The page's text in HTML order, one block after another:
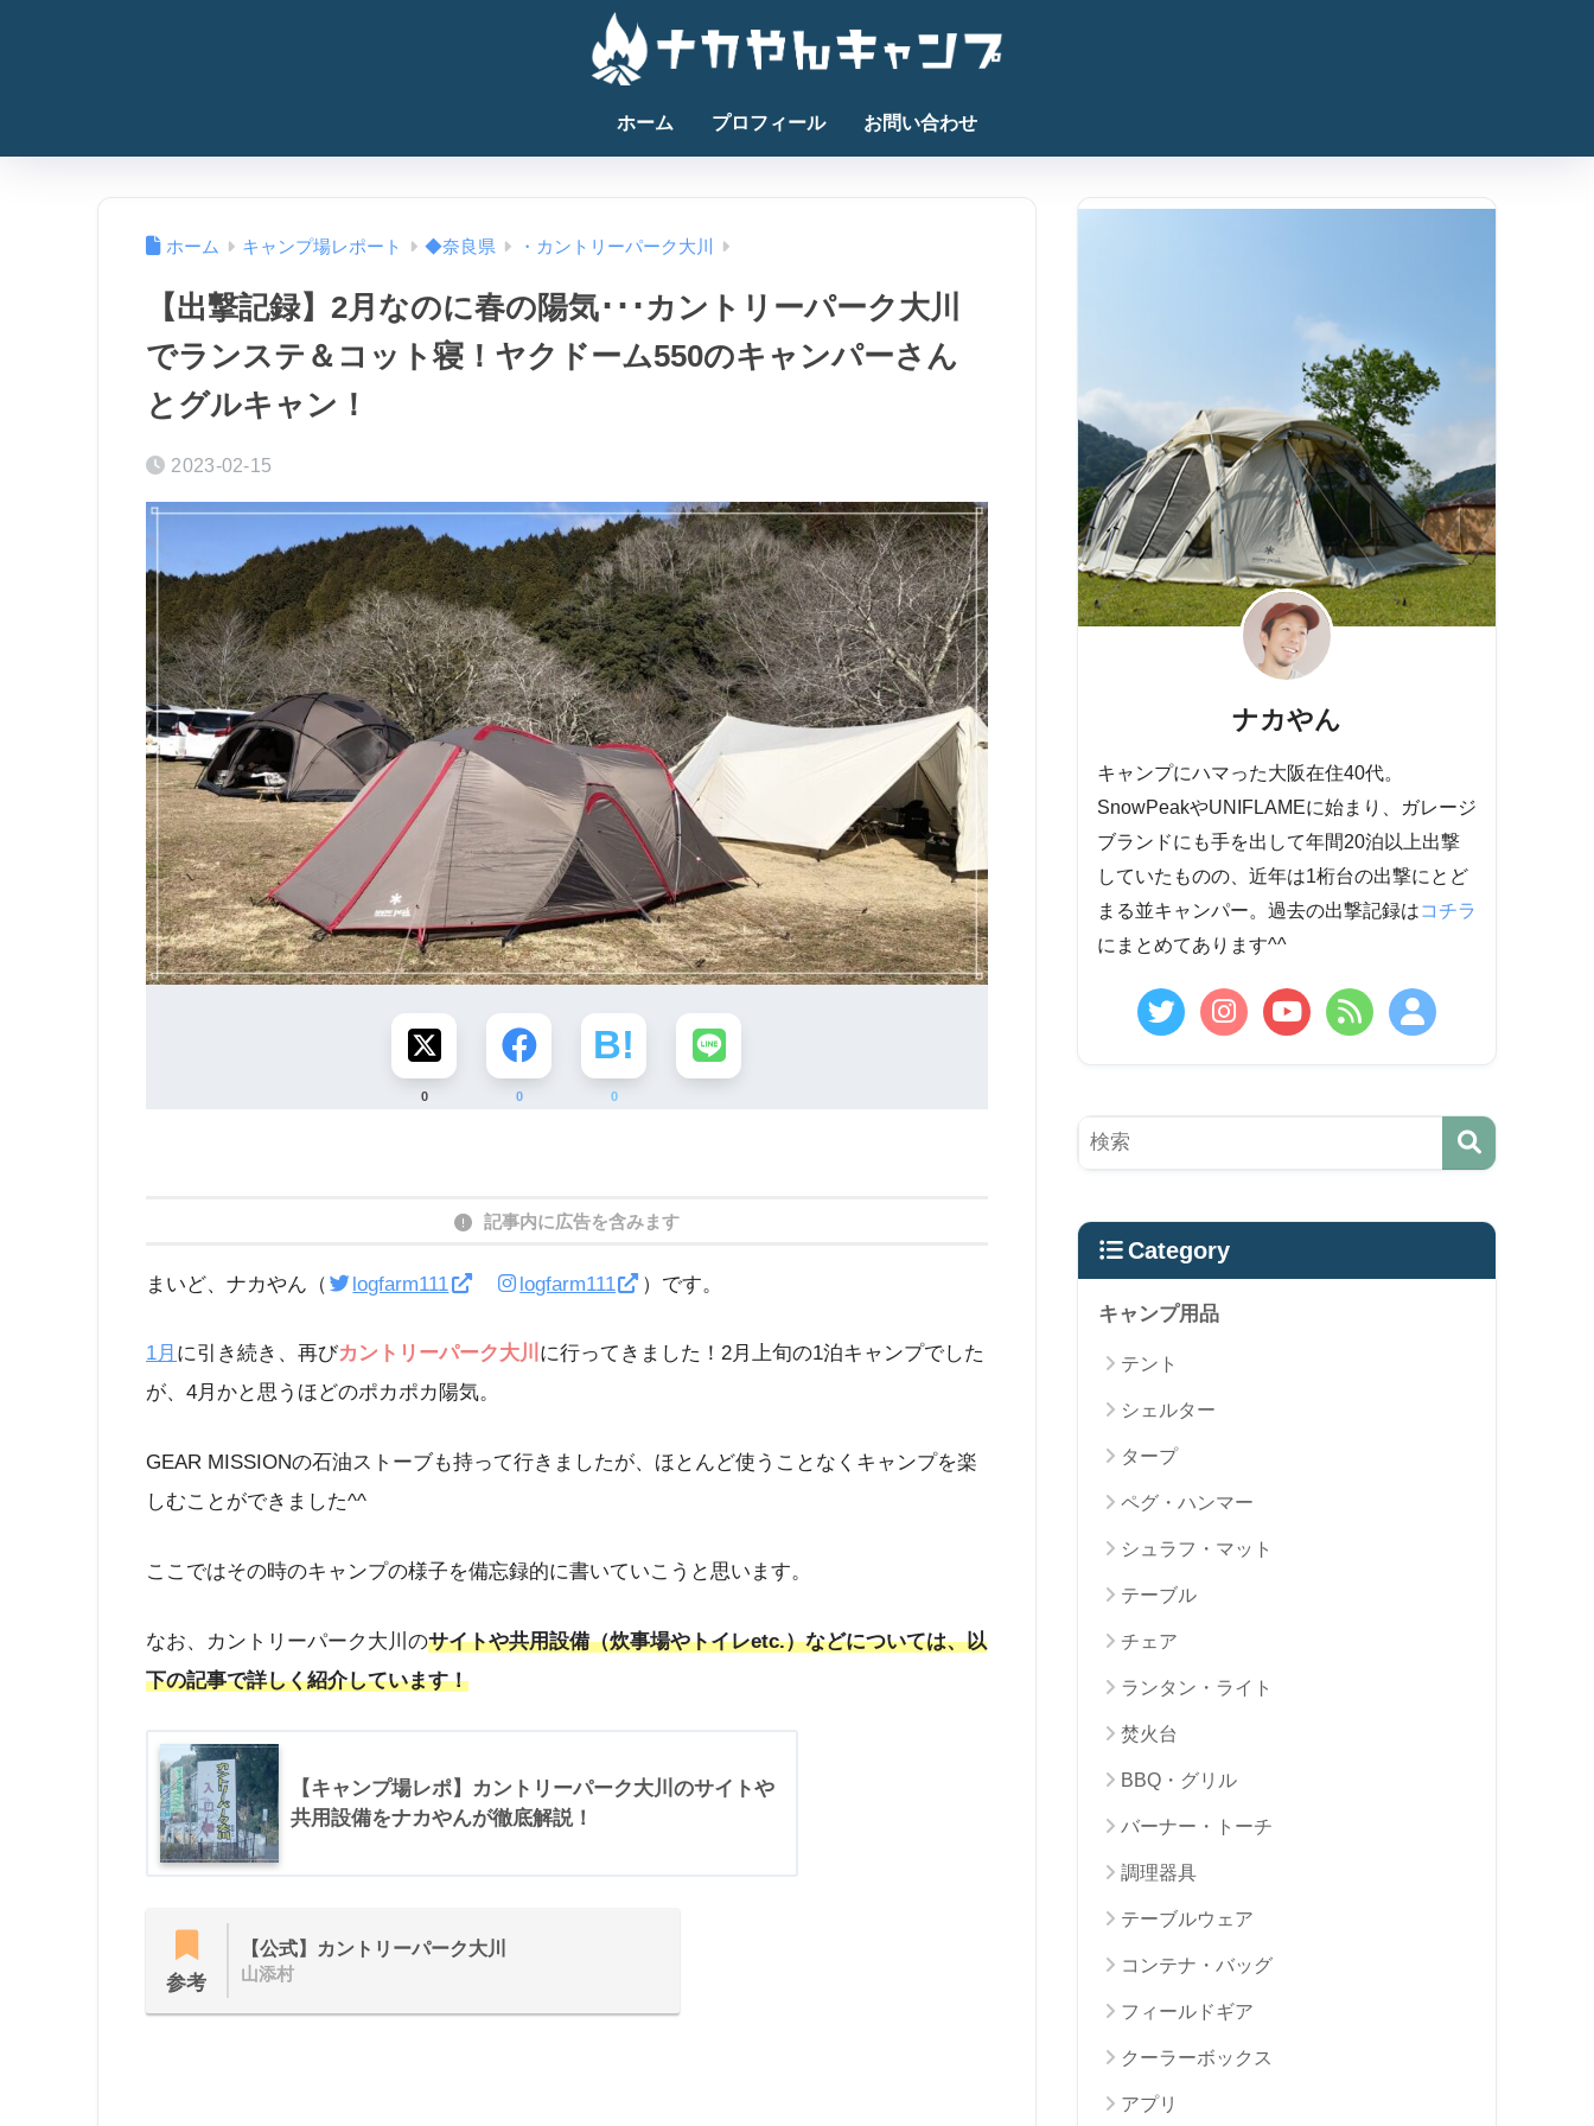
ホーム プロフィール お問い合わせ
ホーム キャンプ場レポート ◆奈良県 ・カントリーパーク大川
【出撃記録】2月なのに春の陽気･･･カントリーパーク大川
でランステ＆コット寝！ヤクドーム550のキャンパーさん
とグルキャン！
2023-02-15
0 0 0
記事内に広告を含みます
まいど、ナカやん（ logfarm111 logfarm111 ）です。
1月 に引き続き、再びカントリーパーク大川 に行ってきました！2月上旬の1泊キャンプでした
が、4月かと思うほどのポカポカ陽気。
GEAR MISSIONの石油ストーブも持って行きましたが、ほとんど使うことなくキャンプを楽
しむことができました^^
ここではその時のキャンプの様子を備忘録的に書いていこうと思います。
なお、カントリーパーク大川のサイトや共用設備（炊事場やトイレetc.）などについては、以
下の記事で詳しく紹介しています！
【キャンプ場レポ】カントリーパーク大川のサイトや
共用設備をナカやんが徹底解説！
参考
【公式】カントリーパーク大川
山添村
ナカやん
キャンプにハマった大阪在住40代。
SnowPeakやUNIFLAMEに始まり、ガレージ
ブランドにも手を出して年間20泊以上出撃
していたものの、近年は1桁台の出撃にとど
まる並キャンパー。過去の出撃記録はコチラ
にまとめてあります^^
Category
キャンプ用品
テント
シェルター
タープ
ペグ・ハンマー
シュラフ・マット
テーブル
チェア
ランタン・ライト
焚火台
BBQ・グリル
バーナー・トーチ
調理器具
テーブルウェア
コンテナ・バッグ
フィールドギア
クーラーボックス
アプリ